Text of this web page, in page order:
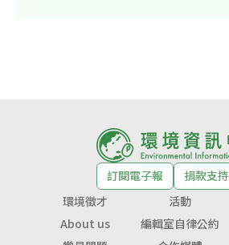
訂閱電子報
捐款支持
環境徵才
活動
About us
編輯室自律公約